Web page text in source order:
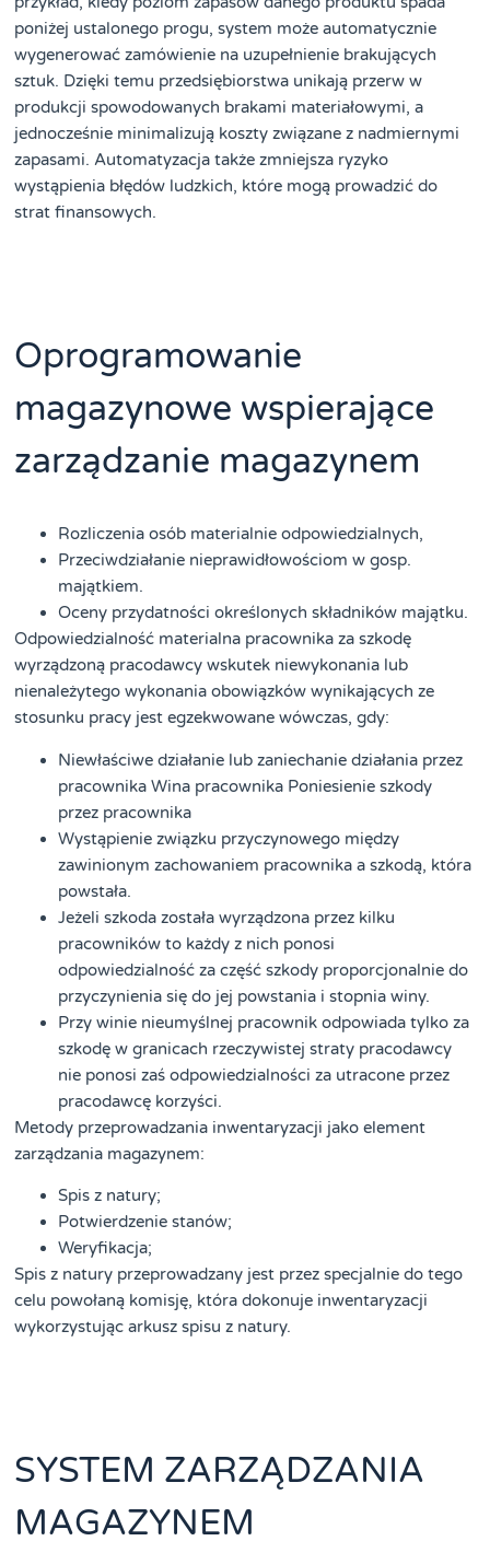
poniżej ustalonego progu, system może automatycznie
wygenerować zamówienie na uzupełnienie brakujących
sztuk. Dzięki temu przedsiębiorstwa unikają przerw w
produkcji spowodowanych brakami materiałowymi, a
jednocześnie minimalizują koszty związane z nadmiernymi
zapasami. Automatyzacja także zmniejsza ryzyko
wystąpienia błędów ludzkich, które mogą prowadzić do
strat finansowych.
Oprogramowanie
magazynowe wspierające
zarządzanie magazynem
Rozliczenia osób materialnie odpowiedzialnych,
Przeciwdziałanie nieprawidłowościom w gosp.
majątkiem.
Oceny przydatności określonych składników majątku.
Odpowiedzialność materialna pracownika za szkodę
wyrządzoną pracodawcy wskutek niewykonania lub
nienależytego wykonania obowiązków wynikających ze
stosunku pracy jest egzekwowane wówczas, gdy:
Niewłaściwe działanie lub zaniechanie działania przez
pracownika Wina pracownika Poniesienie szkody
przez pracownika
Wystąpienie związku przyczynowego między
zawinionym zachowaniem pracownika a szkodą, która
powstała.
Jeżeli szkoda została wyrządzona przez kilku
pracowników to każdy z nich ponosi
odpowiedzialność za część szkody proporcjonalnie do
przyczynienia się do jej powstania i stopnia winy.
Przy winie nieumyślnej pracownik odpowiada tylko za
szkodę w granicach rzeczywistej straty pracodawcy
nie ponosi zaś odpowiedzialności za utracone przez
pracodawcę korzyści.
Metody przeprowadzania inwentaryzacji jako element
zarządzania magazynem:
Spis z natury;
Potwierdzenie stanów;
Weryfikacja;
Spis z natury przeprowadzany jest przez specjalnie do tego
celu powołaną komisję, która dokonuje inwentaryzacji
wykorzystując arkusz spisu z natury.
SYSTEM ZARZĄDZANIA
MAGAZYNEM